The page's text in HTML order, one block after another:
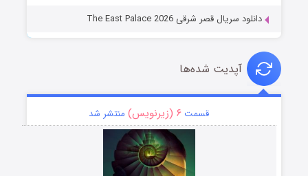
دانلود سریال قصر شرقی The East Palace 2026
آپدیت شده‌ها
قسمت ۶ (زیرنویس) منتشر شد